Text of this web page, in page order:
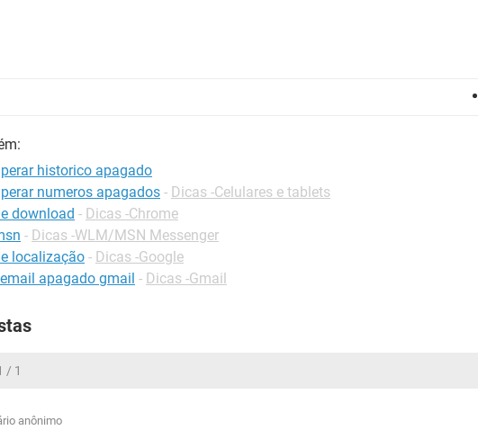
historico apagado
numeros apagados - Dicas -Celulares e tablets
download - Dicas -Chrome
- Dicas -WLM/MSN Messenger
localização - Dicas -Google
apagado gmail - Dicas -Gmail
/ 1
anônimo